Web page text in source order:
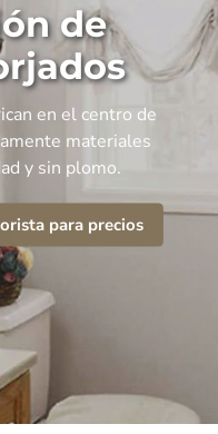
de
en el centro de
materiales
y sin plomo.
para precios